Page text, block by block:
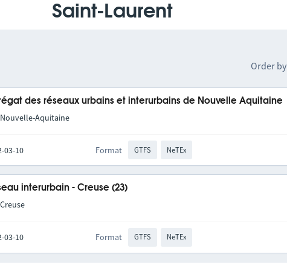
Saint-Laurent
Order by
des réseaux urbains et interurbains de Nouvelle Aquitaine
Nouvelle-Aquitaine
03-10 Format GTFS NeTEx
interurbain - Creuse (23)
Creuse
03-10 Format GTFS NeTEx